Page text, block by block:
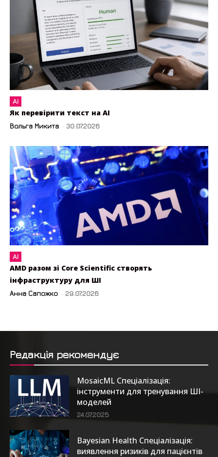
AI
Як перевірити текст на AI
Вольга Микита - 30.07.2026
AI
AMD разом зі Core Scientific створять
інфраструктуру для ШІ
Анна Сапожко - 29.07.2026
Редакція рекомендує
MosaicML Спеціалізація:
інструменти для тренування ШІ-
моделей
24.07.2025
Bayesian Health Спеціалізація:
виявлення ризиків для пацієнтів